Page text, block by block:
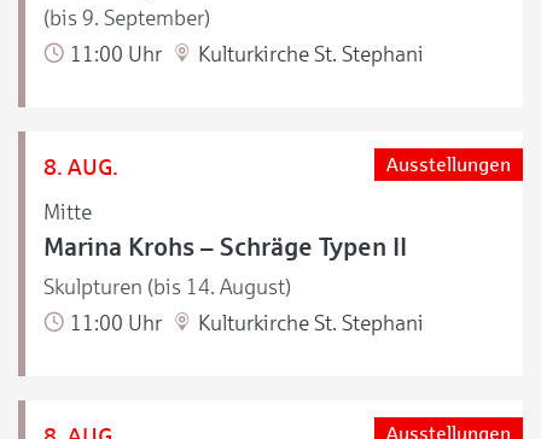
(bis 9. September)
11:00 Uhr
Kulturkirche St. Stephani
8. AUG.
Mitte
Ausstellungen
Marina Krohs – Schräge Typen II
Skulpturen (bis 14. August)
11:00 Uhr
Kulturkirche St. Stephani
Ausstellungen